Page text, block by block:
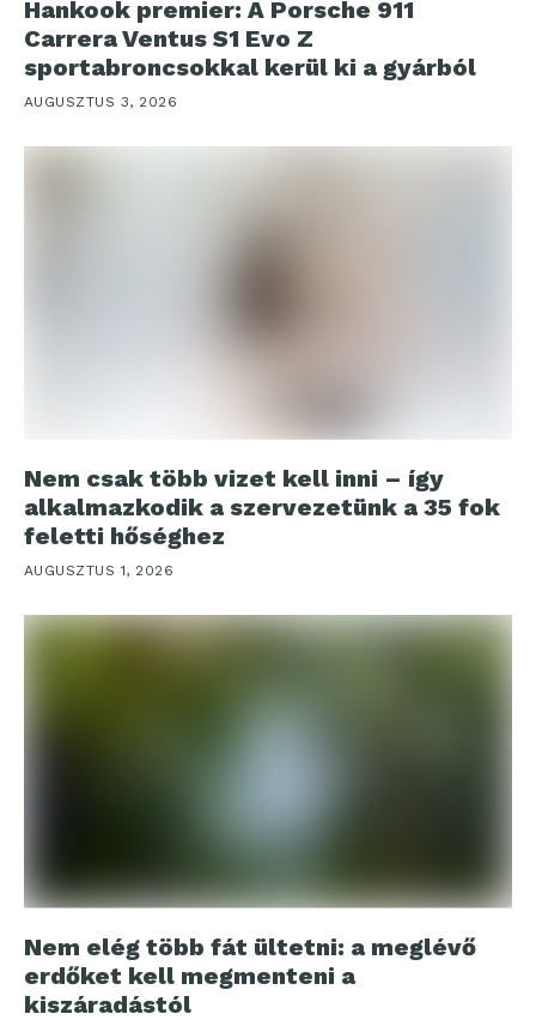
Hankook premier: A Porsche 911
Carrera Ventus S1 Evo Z
sportabroncsokkal kerül ki a gyárból
AUGUSZTUS 3, 2026
Nem csak több vizet kell inni – így
alkalmazkodik a szervezetünk a 35 fok
feletti hőséghez
AUGUSZTUS 1, 2026
Nem elég több fát ültetni: a meglévő
erdőket kell megmenteni a
kiszáradástól